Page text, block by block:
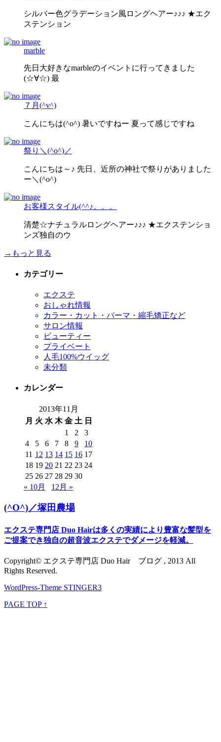
シルバー色グラデーション風ロングヘアー♪♪♪ ★エク
ステンション
marble
先日大好きなmarbleのイベントに行ってきました
(☆∀☆) 最
７月(^v^)
こんにちは(^o^) 暑いですねー 夏って感じですね
祭り＼(^o^)／
こんにちは～♪ 先日、近所の神社で祭りがありました
ー＼(^o^)
お客様スタイル(^^♪。。。
清楚☆ナチュラルロングヘアー♪♪♪ ★エクステンショ
ンズ独自のウ
→もっと見る
カテゴリー
エクステ
おしゃれ情報
カラー・カット・パーマ・縮毛矯正など
サロン情報
ビューティー
プライベート
人毛100%ウイッグ
未分類
カレンダー
2013年11月
月 火 水 木 金 土 日
1
2
3
4
5 6 7 8 9
10
11 12 13 14 15 16 17
18 19 20 21 22 23 24
25 26 27 28 29 30
« 10月
12月 »
(^O^)／塚田農場
エクステ専門店 Duo Hairは多くの実績により豊富な髪型を
ご提案でき独自の超音波エクステでダメージを軽減。
Copyright© エクステ専門店 Duo Hair ブログ , 2013 All
Rights Reserved.
WordPress-Theme STINGER3
PAGE TOP ↑